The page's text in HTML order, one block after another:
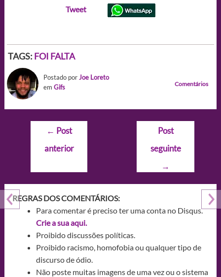
Tweet
TAGS: FOI FALTA
Postado porJoe Loreto
em Gifs Comentários
Navegação
Post
← Post
anterior
Post
seguinte
→
REGRAS DOS COMENTÁRIOS:
Para comentar é preciso ter uma conta no Disqus.
Crie a sua aqui.
Proibido discussões políticas.
Proibido racismo, homofobia ou qualquer tipo de
discurso de ódio.
Não poste muitas imagens de uma vez ou o sistema